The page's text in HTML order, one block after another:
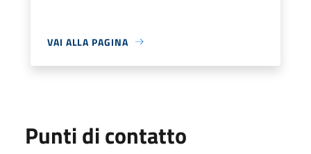
VAI ALLA PAGINA
Punti di contatto